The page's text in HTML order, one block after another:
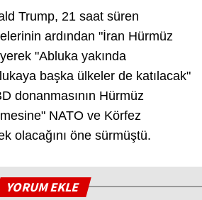
Trump, 21 saat süren
ardından "İran Hürmüz
"Abluka yakında
başka ülkeler de katılacak"
donanmasının Hürmüz
NATO ve Körfez
olacağını öne sürmüştü.
YORUM EKLE